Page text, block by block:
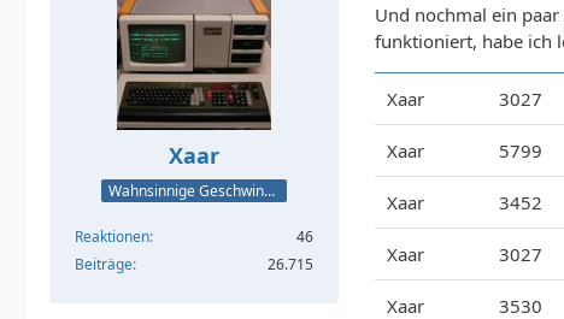
Xaar
Wahnsinnige Geschwindigkeit - und los!
Reaktionen
46
Beiträge
26.715
Und nochmal ein
funktioniert, habe ich
Xaar 3027
Xaar 5799
Xaar 3452
Xaar 3027
Xaar 3530